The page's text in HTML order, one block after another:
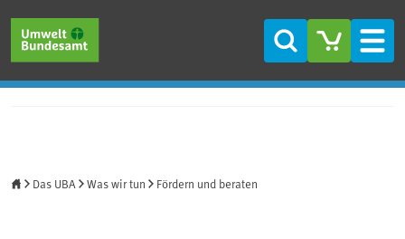
Suche
Das UBA Was wir tun Fördern und beraten